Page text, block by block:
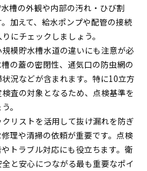
槽の外観や内部の汚れ・ひび割
加えて、給水ポンプや配管の接続
にチェックしましょう。
模貯水槽水道の違いにも注意が必
の蓋の密閉性、通気口の防虫網の
況などが含まれます。特に10立方
査の対象となるため、点検基準を
。
リストを活用して抜け漏れを防ぎ
理や清掃の依頼が重要です。点検
トラブル対応にも役立ちます。衛
と安心につながる最も重要なポイ